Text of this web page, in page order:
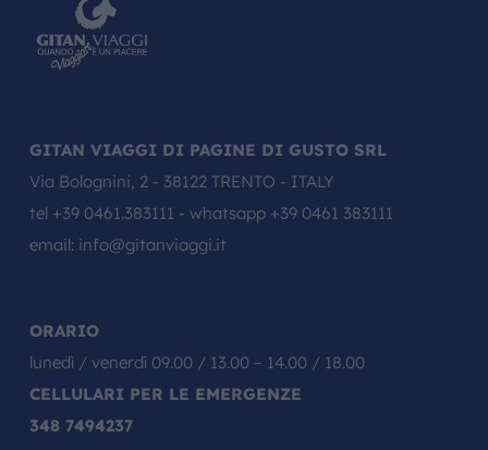
GITAN VIAGGI DI PAGINE DI GUSTO SRL
Via Bolognini, 2 - 38122 TRENTO - ITALY
tel +39 0461.383111 - whatsapp +39 0461 383111
email: info@gitanviaggi.it
ORARIO
lunedì / venerdì 09.00 / 13.00 – 14.00 / 18.00
CELLULARI PER LE EMERGENZE
348 7494237